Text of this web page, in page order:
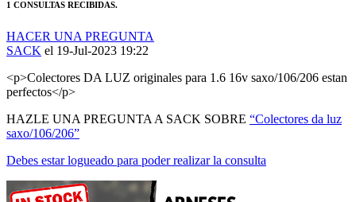
SACK el 19-Jul-2023 19:22
<p>Colectores DA LUZ originales para 1.6 16v saxo/106/206 estan
perfectos</p>
HAZLE UNA PREGUNTA A SACK SOBRE
saxo/106/206”
Debes estar logueado para poder realizar la consulta